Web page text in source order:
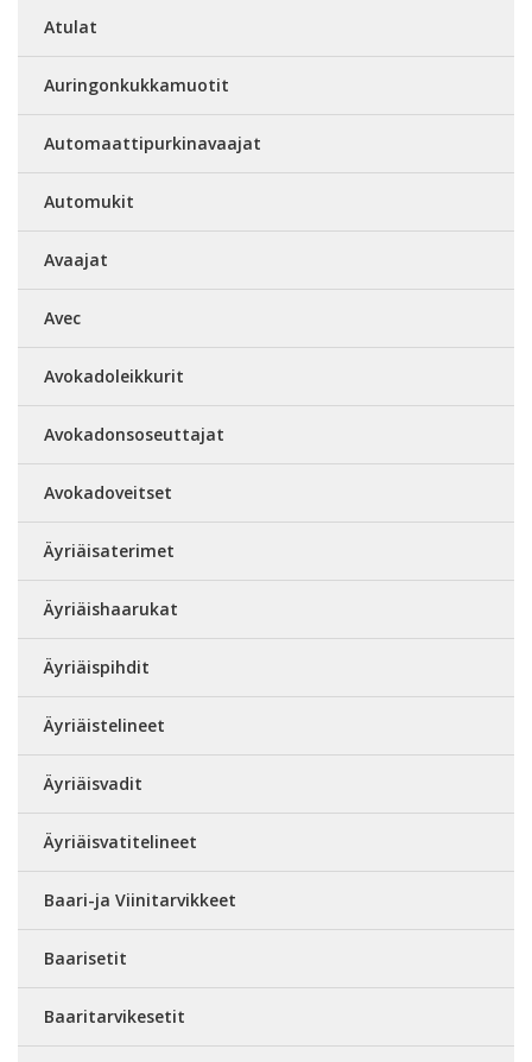
Atulat
Auringonkukkamuotit
Automaattipurkinavaajat
Automukit
Avaajat
Avec
Avokadoleikkurit
Avokadonsoseuttajat
Avokadoveitset
Äyriäisaterimet
Äyriäishaarukat
Äyriäispihdit
Äyriäistelineet
Äyriäisvadit
Äyriäisvatitelineet
Baari-ja Viinitarvikkeet
Baarisetit
Baaritarvikesetit